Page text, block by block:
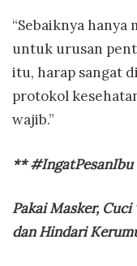
“Sebaiknya
untuk urusan
itu, harap sangat
protokol
wajib.”
** #IngatPesanIbu
Pakai Masker, Cuci
dan Hindari